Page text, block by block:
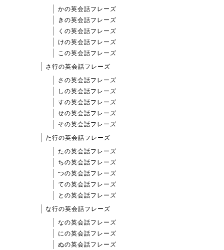
かの英会話フレーズ
きの英会話フレーズ
くの英会話フレーズ
けの英会話フレーズ
この英会話フレーズ
さ行の英会話フレーズ
さの英会話フレーズ
しの英会話フレーズ
すの英会話フレーズ
せの英会話フレーズ
その英会話フレーズ
た行の英会話フレーズ
たの英会話フレーズ
ちの英会話フレーズ
つの英会話フレーズ
ての英会話フレーズ
との英会話フレーズ
な行の英会話フレーズ
なの英会話フレーズ
にの英会話フレーズ
ぬの英会話フレーズ